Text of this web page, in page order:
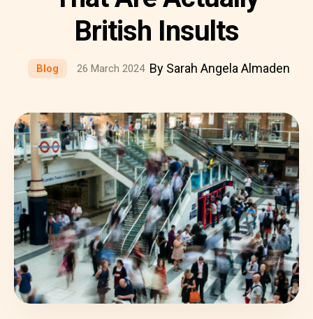
British Insults
Blog 26 March 2024 By Sarah Angela Almaden